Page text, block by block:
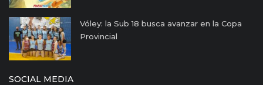
Vóley: la Sub 18 busca avanzar en la Copa
Provincial
SOCIAL MEDIA